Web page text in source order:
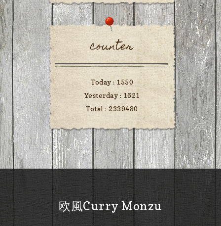
counter
Today : 1550
Yesterday : 1621
Total : 2339480
欧風Curry Monzu